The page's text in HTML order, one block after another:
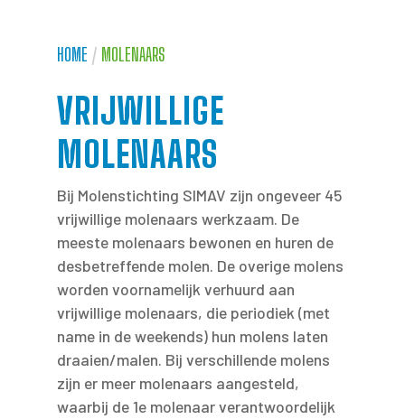
HOME / MOLENAARS
VRIJWILLIGE
MOLENAARS
Bij Molenstichting SIMAV zijn ongeveer 45
vrijwillige molenaars werkzaam. De
meeste molenaars bewonen en huren de
desbetreffende molen. De overige molens
worden voornamelijk verhuurd aan
vrijwillige molenaars, die periodiek (met
name in de weekends) hun molens laten
draaien/malen. Bij verschillende molens
zijn er meer molenaars aangesteld,
waarbij de 1e molenaar verantwoordelijk